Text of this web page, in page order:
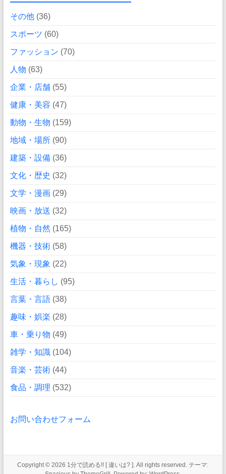
その他(36)
スポーツ (60)
ファッション (70)
人物 (63)
企業・店舗(55)
健康・美容 (47)
動物・生物 (159)
地域・場所(90)
建築・設備(36)
文化・歴史 (32)
文学・漫画(29)
映画・放送 (32)
植物・自然 (165)
機器・技術(58)
気象・現象 (22)
生活・暮らし (95)
言葉・言語(38)
趣味・娯楽 (28)
車・乗り物 (49)
雑学・知識(104)
音楽・芸術(44)
食品・調理 (532)
お問い合わせフォーム
Copyright © 2026 1分で読める!! [ 違いは? ]. All rights reserved. テーマ: